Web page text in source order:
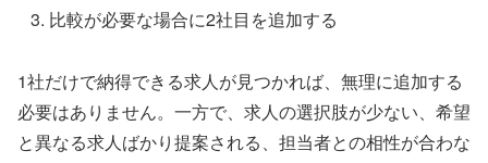
比較が必要な場合に2社目を追加する
1社だけで納得できる求人が見つかれば、無理に追加する
必要はありません。一方で、求人の選択肢が少ない、希望
と異なる求人ばかり提案される、担当者との相性が合わな